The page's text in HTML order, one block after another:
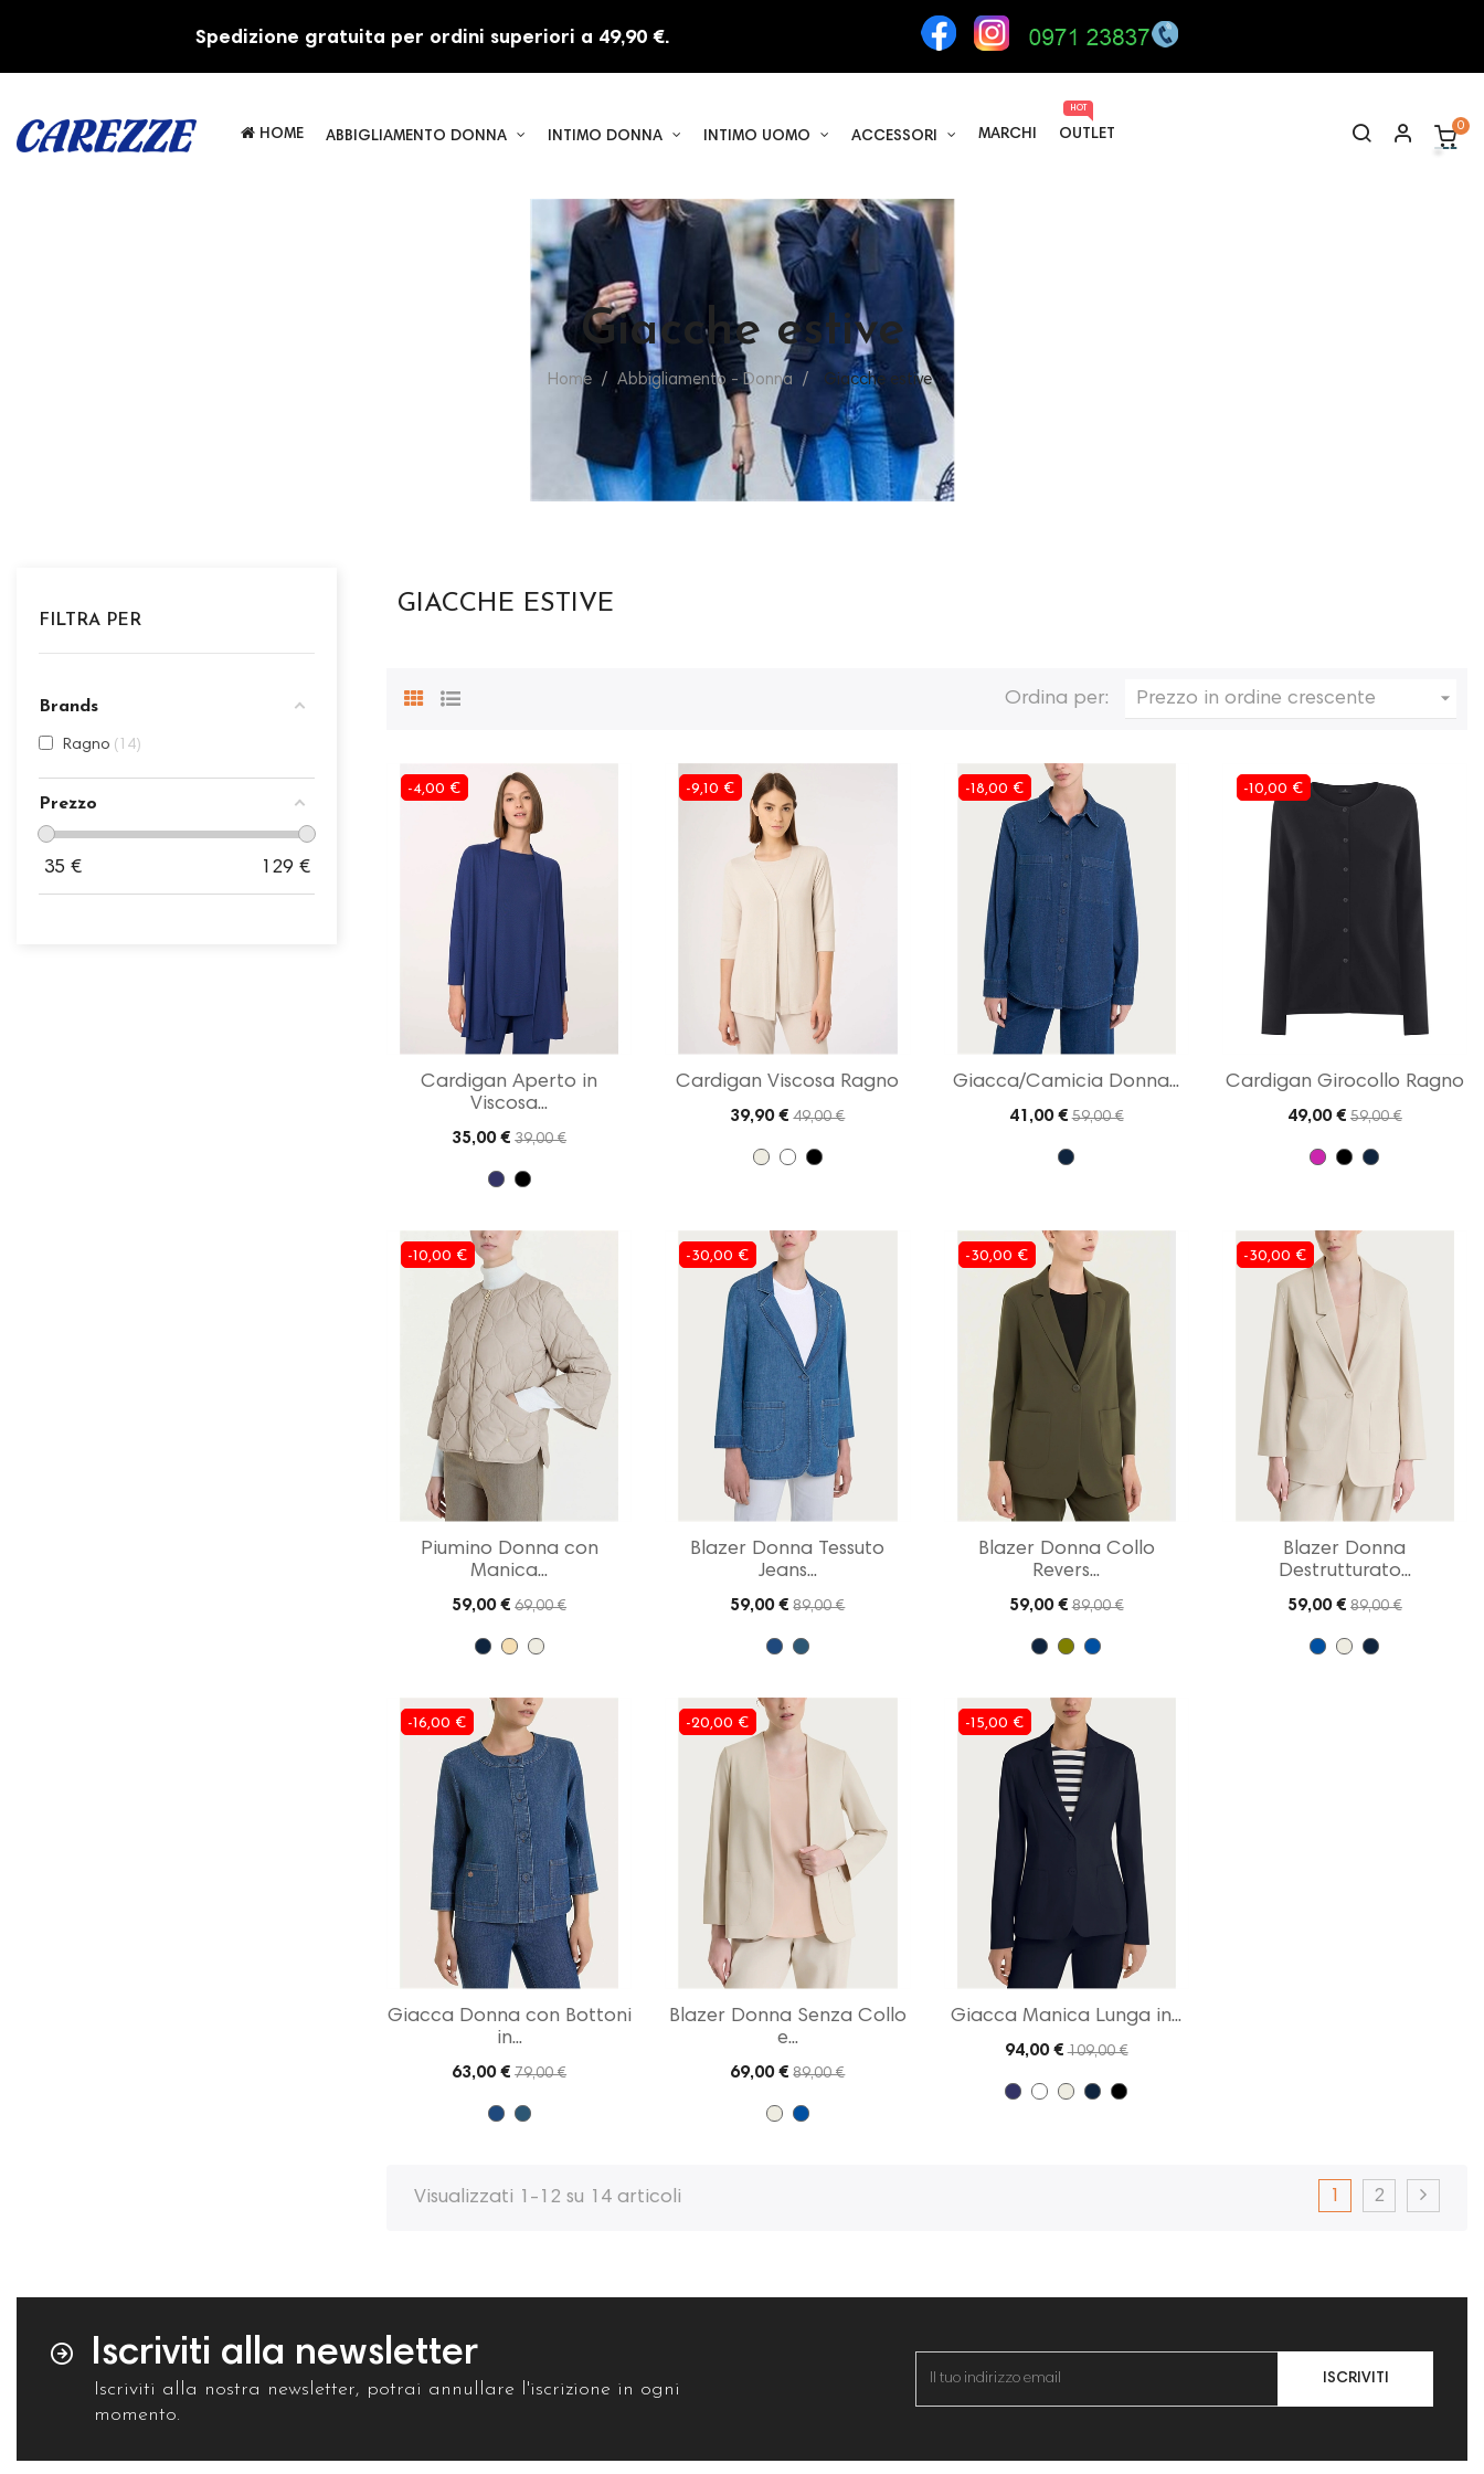
Spedizione gratuita per ordini superiori a 49,90 €.
HOME ABBIGLIAMENTO DONNA INTIMO DONNA INTIMO UOMO ACCESSORI MARCHI OUTLET
HOT
0
Giacche estive
Home Abbigliamento - Donna Giacche estive
FILTRA PER
Brands
Ragno 14
Prezzo
35 € 129 €
GIACCHE ESTIVE
Ordina per: Prezzo in ordine crescente 
-4,00 €
Cardigan Aperto in
Viscosa...
35,00 € 39,00 €
-9,10 €
Cardigan Viscosa Ragno
39,90 € 49,00 €
-18,00 €
Giacca/Camicia Donna...
41,00 € 59,00 €
-10,00 €
Cardigan Girocollo Ragno
49,00 € 59,00 €
-10,00 €
Piumino Donna con
Manica...
59,00 € 69,00 €
-30,00 €
Blazer Donna Tessuto
Jeans...
59,00 € 89,00 €
-30,00 €
Blazer Donna Collo
Revers...
59,00 € 89,00 €
-30,00 €
Blazer Donna
Destrutturato...
59,00 € 89,00 €
-16,00 €
Giacca Donna con Bottoni
in...
63,00 € 79,00 €
-20,00 €
Blazer Donna Senza Collo
e...
69,00 € 89,00 €
-15,00 €
Giacca Manica Lunga in...
94,00 € 109,00 €
Visualizzati 1-12 su 14 articoli 1 2
Iscriviti alla newsletter
Iscriviti alla nostra newsletter, potrai annullare l'iscrizione in ogni
momento.
ISCRIVITI